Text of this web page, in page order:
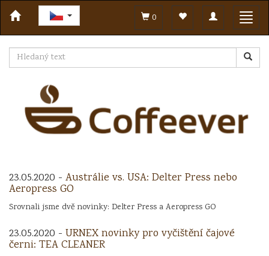
Toggle
navigation
0
23.05.2020 - Austrálie vs. USA: Delter Press nebo
Aeropress GO
Srovnali jsme dvě novinky: Delter Press a Aeropress GO
23.05.2020 - URNEX novinky pro vyčištění čajové
černi: TEA CLEANER